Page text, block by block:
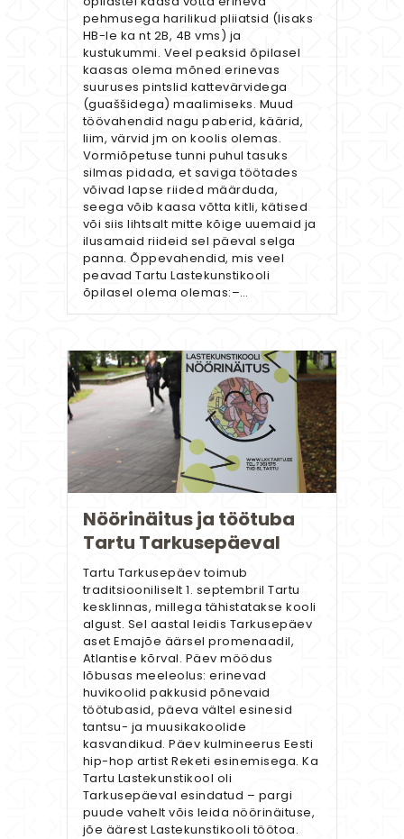
pehmusega harilikud pliiatsid (lisaks
HB-le ka nt 2B, 4B vms) ja
kustukummi. Veel peaksid õpilasel
kaasas olema mõned erinevas
suuruses pintslid kattevärvidega
(guaššidega) maalimiseks. Muud
töövahendid nagu paberid, käärid,
liim, värvid jm on koolis olemas.
Vormiõpetuse tunni puhul tasuks
silmas pidada, et saviga töötades
võivad lapse riided määrduda,
seega võib kaasa võtta kitli, kätised
või siis lihtsalt mitte kõige uuemaid ja
ilusamaid riideid sel päeval selga
panna. Õppevahendid, mis veel
peavad Tartu Lastekunstikooli
õpilasel olema olemas:–…
Nöörinäitus ja töötuba
Tartu Tarkusepäeval
Tartu Tarkusepäev toimub
traditsiooniliselt 1. septembril Tartu
kesklinnas, millega tähistatakse kooli
algust. Sel aastal leidis Tarkusepäev
aset Emajõe äärsel promenaadil,
Atlantise kõrval. Päev möödus
lõbusas meeleolus: erinevad
huvikoolid pakkusid põnevaid
töötubasid, päeva vältel esinesid
tantsu- ja muusikakoolide
kasvandikud. Päev kulmineerus Eesti
hip-hop artist Reketi esinemisega. Ka
Tartu Lastekunstikool oli
Tarkusepäeval esindatud – pargi
puude vahelt võis leida nöörinäituse,
jõe äärest Lastekunstikooli töötoa.